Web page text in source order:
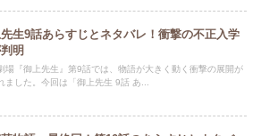
生9話あらすじとネタバレ！衝撃の不正入学
明
場『御上先生』第9話では、物語が大きく動く衝撃の展開が
ました。今回は「御上先生 9話 あ...